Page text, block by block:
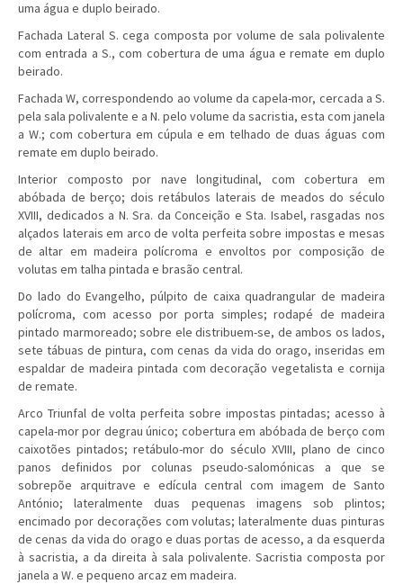
uma água e duplo beirado.
Fachada Lateral S. cega composta por volume de sala polivalente
com entrada a S., com cobertura de uma água e remate em duplo
beirado.
Fachada W, correspondendo ao volume da capela-mor, cercada a S.
pela sala polivalente e a N. pelo volume da sacristia, esta com janela
a W.; com cobertura em cúpula e em telhado de duas águas com
remate em duplo beirado.
Interior composto por nave longitudinal, com cobertura em
abóbada de berço; dois retábulos laterais de meados do século
XVIII, dedicados a N. Sra. da Conceição e Sta. Isabel, rasgadas nos
alçados laterais em arco de volta perfeita sobre impostas e mesas
de altar em madeira polícroma e envoltos por composição de
volutas em talha pintada e brasão central.
Do lado do Evangelho, púlpito de caixa quadrangular de madeira
polícroma, com acesso por porta simples; rodapé de madeira
pintado marmoreado; sobre ele distribuem-se, de ambos os lados,
sete tábuas de pintura, com cenas da vida do orago, inseridas em
espaldar de madeira pintada com decoração vegetalista e cornija
de remate.
Arco Triunfal de volta perfeita sobre impostas pintadas; acesso à
capela-mor por degrau único; cobertura em abóbada de berço com
caixotões pintados; retábulo-mor do século XVIII, plano de cinco
panos definidos por colunas pseudo-salomónicas a que se
sobrepõe arquitrave e edícula central com imagem de Santo
António; lateralmente duas pequenas imagens sob plintos;
encimado por decorações com volutas; lateralmente duas pinturas
de cenas da vida do orago e duas portas de acesso, a da esquerda
à sacristia, a da direita à sala polivalente. Sacristia composta por
janela a W. e pequeno arcaz em madeira.